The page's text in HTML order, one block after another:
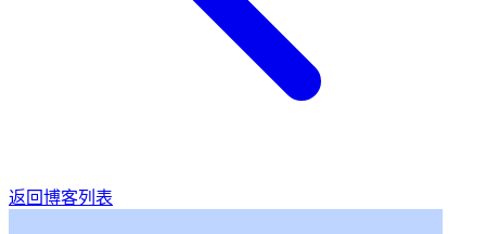
返回博客列表